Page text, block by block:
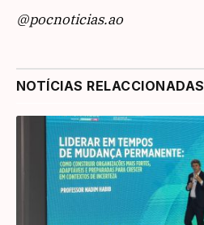
@pocnoticias.ao
NOTÍCIAS RELACCIONADAS